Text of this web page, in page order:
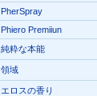
PherSpray
Phiero Premiiun
純粋な本能
領域
エロスの香り